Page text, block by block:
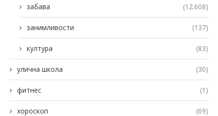
забава (12.608)
занимливости (137)
култура (83)
улична школа (30)
фитнес (1)
хороскоп (69)